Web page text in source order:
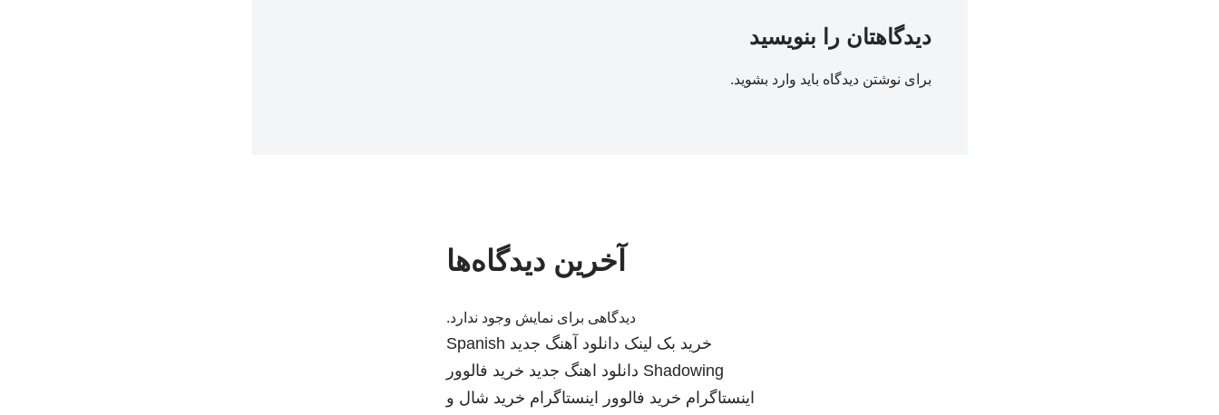
دیدگاهتان را بنویسید
برای نوشتن دیدگاه باید وارد بشوید.
آخرین دیدگاه‌ها
دیدگاهی برای نمایش وجود ندارد.
خرید بک لینک دانلود آهنگ جدید Spanish
Shadowing دانلود اهنگ جدید خرید فالوور
اینستاگرام خرید فالوور اینستاگرام خرید شال و